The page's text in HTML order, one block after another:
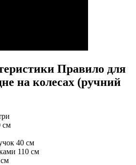
Правило для
на колесах (ручний
см
40 см
110 см